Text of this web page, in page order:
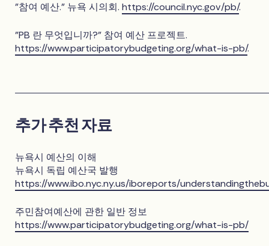
"참여 예산." 뉴욕 시의회.https://council.nyc.gov/pb/.
"PB 란 무엇입니까?" 참여 예산 프로젝트.
https://www.participatorybudgeting.org/what-is-pb/.
추가 추천 자료
뉴욕시 예산의 이해
뉴욕시 독립 예산국 발행
https://www.ibo.nyc.ny.us/iboreports/
주민참여예산에 관한 일반 정보
https://www.participatorybudgeting.org/what-is-pb/